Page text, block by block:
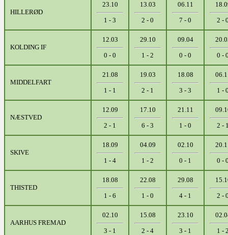
HILLERØD
23.10
1 - 3
13.03
2 - 0
06.11
7 - 0 2 -
KOLDING IF
12.03
0 - 0
29.10
1 - 2
09.04
0 - 0 0 -
MIDDELFART
21.08
1 - 1
19.03
2 - 1
18.08
3 - 3 1 -
NÆSTVED
12.09
2 - 1
17.10
6 - 3
21.11
1 - 0 2 -
SKIVE
18.09
1 - 4
04.09
1 - 2
02.10
0 - 1 0 -
THISTED
18.08
1 - 6
22.08
1 - 0
29.08
4 - 1 2 -
AARHUS FREMAD
02.10
3 - 1
15.08
2 - 4
23.10
3 - 1 1 -